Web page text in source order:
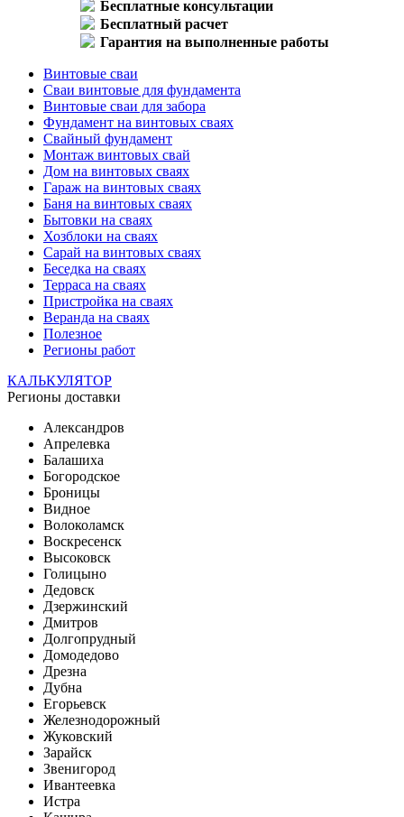
Бесплатные консультации
Бесплатный расчет
Гарантия на выполненные работы
Винтовые сваи
Сваи винтовые для фундамента
Винтовые сваи для забора
Фундамент на винтовых сваях
Свайный фундамент
Монтаж винтовых свай
Дом на винтовых сваях
Гараж на винтовых сваях
Баня на винтовых сваях
Бытовки на сваях
Хозблоки на сваях
Сарай на винтовых сваях
Беседка на сваях
Терраса на сваях
Пристройка на сваях
Веранда на сваях
Полезное
Регионы работ
КАЛЬКУЛЯТОР
Регионы доставки
Александров
Апрелевка
Балашиха
Богородское
Броницы
Видное
Волоколамск
Воскресенск
Высоковск
Голицыно
Дедовск
Дзержинский
Дмитров
Долгопрудный
Домодедово
Дрезна
Дубна
Егорьевск
Железнодорожный
Жуковский
Зарайск
Звенигород
Ивантеевка
Истра